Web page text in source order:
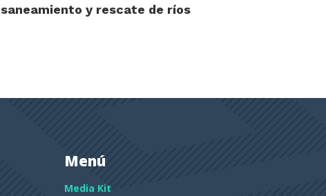
saneamiento y rescate de ríos
Menú
Media Kit